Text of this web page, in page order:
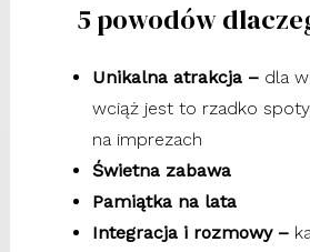
5 powodów
Unikalna atrakcja – dla
wciąż jest to rzadko
na imprezach
Świetna zabawa
Pamiątka na lata
Integracja i rozmowy –